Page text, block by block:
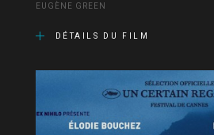
EUGÈNE GREEN
DÉTAILS DU FILM